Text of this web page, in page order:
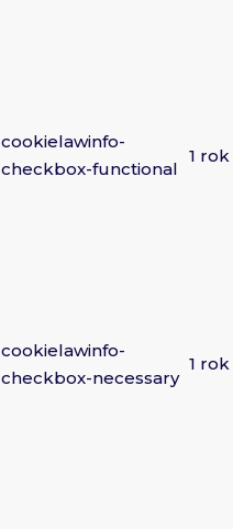
cookielawinfo-
checkbox-functional
1 rok
cookielawinfo-
checkbox-necessary
1 rok